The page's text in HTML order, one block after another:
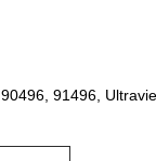
91496,